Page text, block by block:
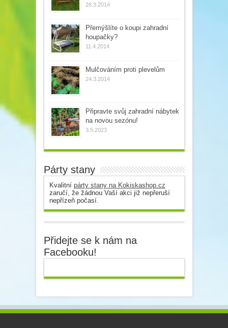
26.3.2014
Přemýšlíte o koupi zahradní
houpačky?
11.4.2014
Mulčováním proti plevelům
24.3.2014
Připravte svůj zahradní nábytek
na novou sezónu!
3.5.2023
Párty stany
Kvalitní párty stany na Kokiskashop.cz
zaručí, že žádnou Vaší akci již nepřeruší
nepřízeň počasí.
Přidejte se k nám na
Facebooku!